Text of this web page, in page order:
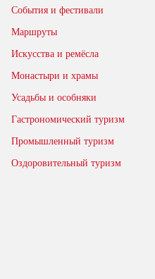
События и фестивали
Маршруты
Искусства и ремёсла
Монастыри и храмы
Усадьбы и особняки
Гастрономический туризм
Промышленный туризм
Оздоровительный туризм